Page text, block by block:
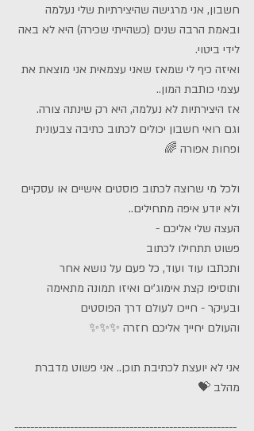
חשבון, אני מרגישה שהיצירתיות שלי נעלמה
ובאמת הרבה שנים (כשהייתי שכירה) היא לא באה
לידי ביטוי.
ואיזה כיף לי שמאז שאני עצמאית אני מוצאת את
עצמי כותבת המון..
אז היצירתיות לא נעלמה, היא רק שינתה צורה.
וגם רואי חשבון יכולים לכתוב כתיבה צבעונית
ופחות אפורה 🌈
ולכל מי שרוצה לכתוב פוסטים אישיים או עסקיים
ולא יודע איפה מתחילים..
העצה שלי אליכם -
פשוט תתחילו לכתוב
ותכתבו עוד ועוד, כל פעם על נושא אחר
ותוסיפו קצת אימוג'ים ואיזו תמונה מתאימה
ובעיקר - חייכו לעולם דרך הפוסטים
והעולם יחייך אליכם חזרה ✨✨✨
אני לא יועצת לכתיבת תוכן.. אני פשוט מדברת
מהלב 💝
--------------------------------------------------------